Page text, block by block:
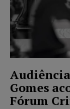
Gomes
Fórum